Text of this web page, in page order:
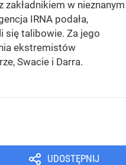
w nieznanym
IRNA podała,
się talibowie. Za jego
ekstremistów
Swacie i Darra.
UDOSTĘPNIJ